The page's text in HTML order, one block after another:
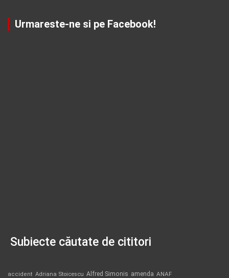
Urmareste-ne si pe Facebook!
Subiecte căutate de cititori
accident Adriana Stoicescu Alfred Simonis amenda ANAF